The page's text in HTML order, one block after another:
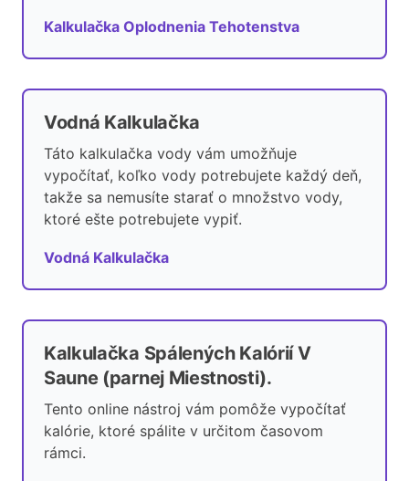
Kalkulačka Oplodnenia Tehotenstva
Vodná Kalkulačka
Táto kalkulačka vody vám umožňuje
vypočítať, koľko vody potrebujete každý deň,
takže sa nemusíte starať o množstvo vody,
ktoré ešte potrebujete vypiť.
Vodná Kalkulačka
Kalkulačka Spálených Kalórií V
Saune (parnej Miestnosti).
Tento online nástroj vám pomôže vypočítať
kalórie, ktoré spálite v určitom časovom
rámci.